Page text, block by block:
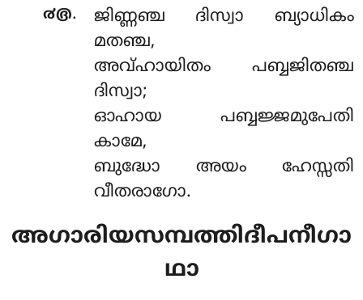
൪൫.
ജിണ്ണഞ്ച ദിസ്വാ ബ്യാധികം
മതഞ്ച,
അവ്ഹായിതം പബ്ബജിതഞ്ച
ദിസ്വാ;
ഓഹായ പബ്ബജ്ജമുപേതി
കാമേ,
ബുദ്ധോ അയം ഹേസ്സതി
വീതരാഗോ.
അഗാരിയസമ്പത്തിദീപനീഗാ
ഥാ